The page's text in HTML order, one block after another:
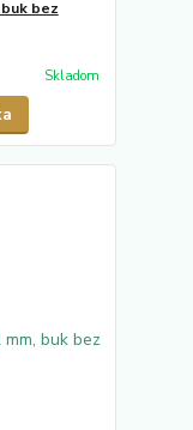
bez
Skladom